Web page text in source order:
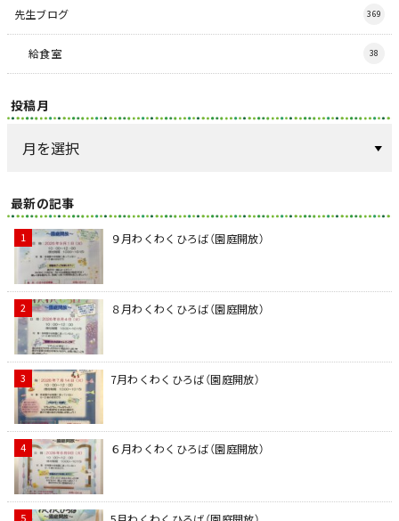
先生ブログ 369
給食室 38
投稿月
最新の記事
９月わくわくひろば（園庭開放）
８月わくわくひろば（園庭開放）
7月わくわくひろば（園庭開放）
６月わくわくひろば（園庭開放）